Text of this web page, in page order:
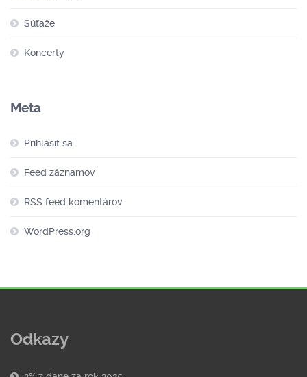
Súťaže
Koncerty
Meta
Prihlásiť sa
Feed záznamov
RSS feed komentárov
WordPress.org
Odkazy